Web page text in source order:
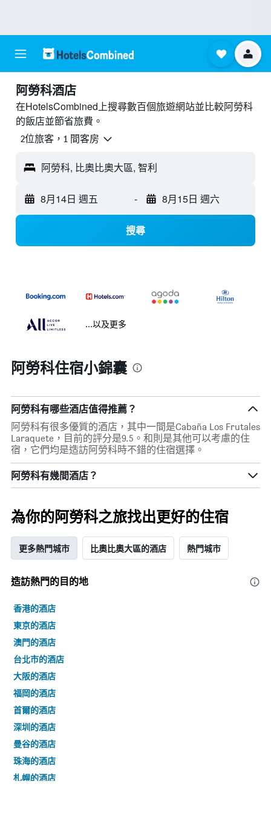
阿勞科酒店
在HotelsCombined上搜尋數百個旅遊網站並比較阿勞科
的飯店並節省旅費。
2位旅客，1 間客房
阿勞科, 比奧比奧大區, 智利
8月14日 週五 - 8月15日 週六
搜尋
...以及更多
阿勞科住宿小錦囊
阿勞科有哪些酒店值得推薦？
阿勞科有很多優質的酒店，其中一間是Cabaña Los Frutales
Laraquete，目前的評分是9.5。和則是其他可以考慮的住
宿，它們均是造訪阿勞科時不錯的住宿選擇。
阿勞科​有幾間酒店？
為你的阿勞科之旅找出更好的住宿
更多熱門城市 比奧比奧大區的酒店 熱門城市
造訪熱門的目的地
香港的酒店
東京的酒店
澳門的酒店
台北市的酒店
大阪的酒店
福岡的酒店
首爾的酒店
深圳的酒店
曼谷的酒店
珠海的酒店
札幌的酒店